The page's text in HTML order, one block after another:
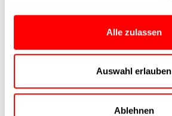
Alle zulassen
Auswahl erlauben
Ablehnen
max. Vorschubkraft Fx
200N